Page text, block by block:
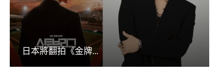
日本將翻拍《金牌...